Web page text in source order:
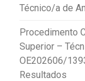
Técnico/a de
Procedimento
Superior –
OE202606/
Resultados